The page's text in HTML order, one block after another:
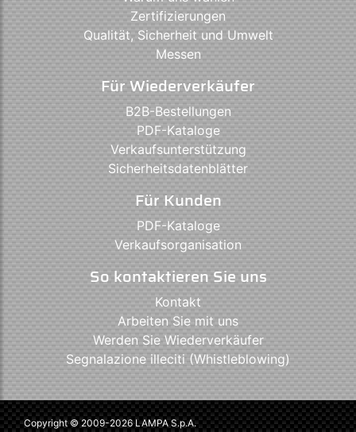
Zertifizierungen
Qualität, Sicherheit und Umwelt
Messen
Für Wiederverkäufer
B2B-Bestellungen
PDF-Kataloge
Verkaufsunterstützung
Sicherheitsdatenblätter
Für Kunden
PDF-Kataloge
Verkaufsorganisation
So kontaktieren Sie uns
Kontakt
Arbeiten Sie mit uns
Werden Sie Wiederverkäufer
Segnalazione illeciti (Whistleblowing)
Copyright © 2009-2026 LAMPA S.p.A.